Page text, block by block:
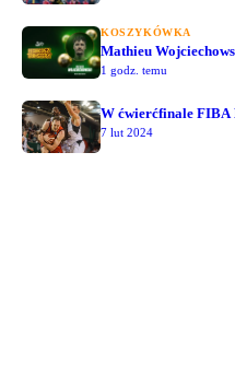
KOSZYKÓWKA
Mathieu
1 godz. temu
W ćwierćfinale FIBA
7 lut 2024